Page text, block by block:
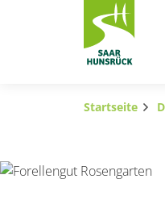
Zum Hauptinhalt
Startseite